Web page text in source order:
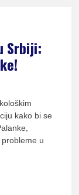
Srbiji:
kako bi se
u